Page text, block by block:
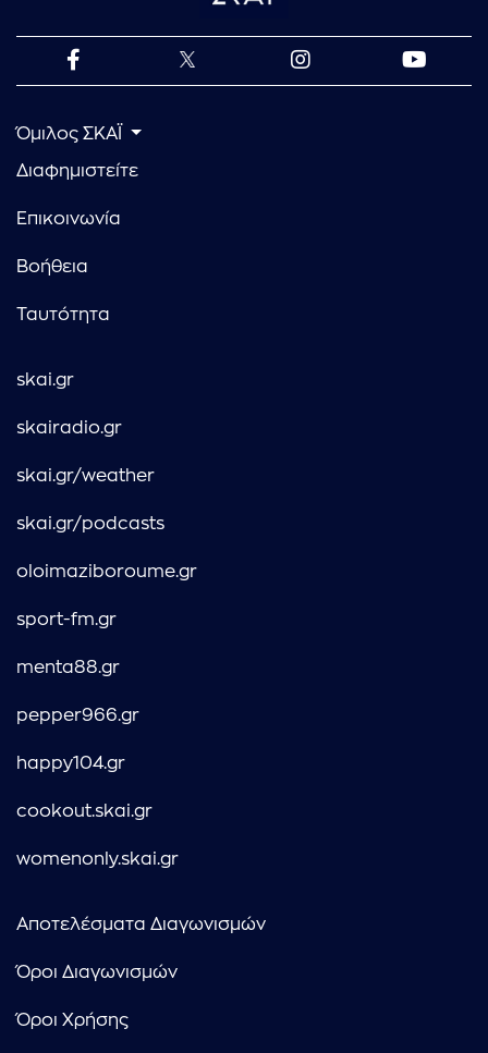
Όμιλος ΣΚΑΪ
Διαφημιστείτε
Επικοινωνία
Βοήθεια
Ταυτότητα
skai.gr
skairadio.gr
skai.gr/weather
skai.gr/podcasts
oloimaziboroume.gr
sport-fm.gr
menta88.gr
pepper966.gr
happy104.gr
cookout.skai.gr
womenonly.skai.gr
Αποτελέσματα Διαγωνισμών
Όροι Διαγωνισμών
Όροι Χρήσης